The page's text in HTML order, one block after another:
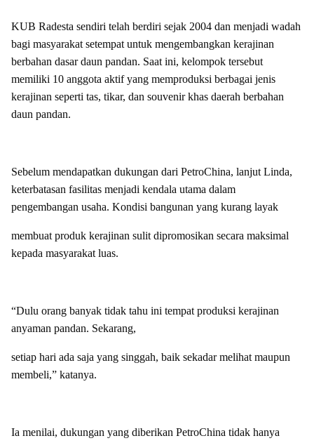
KUB Radesta sendiri telah berdiri sejak 2004 dan menjadi wadah
bagi masyarakat setempat untuk mengembangkan kerajinan
berbahan dasar daun pandan. Saat ini, kelompok tersebut
memiliki 10 anggota aktif yang memproduksi berbagai jenis
kerajinan seperti tas, tikar, dan souvenir khas daerah berbahan
daun pandan.
Sebelum mendapatkan dukungan dari PetroChina, lanjut Linda,
keterbatasan fasilitas menjadi kendala utama dalam
pengembangan usaha. Kondisi bangunan yang kurang layak
membuat produk kerajinan sulit dipromosikan secara maksimal
kepada masyarakat luas.
“Dulu orang banyak tidak tahu ini tempat produksi kerajinan
anyaman pandan. Sekarang,
setiap hari ada saja yang singgah, baik sekadar melihat maupun
membeli,” katanya.
Ia menilai, dukungan yang diberikan PetroChina tidak hanya